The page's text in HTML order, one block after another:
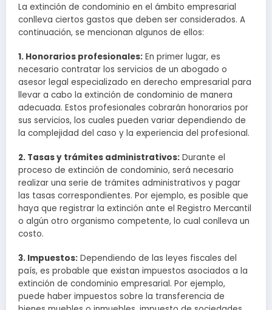
La extinción de condominio en el ámbito empresarial
conlleva ciertos gastos que deben ser considerados. A
continuación, se mencionan algunos de ellos:
1. Honorarios profesionales: En primer lugar, es
necesario contratar los servicios de un abogado o
asesor legal especializado en derecho empresarial para
llevar a cabo la extinción de condominio de manera
adecuada. Estos profesionales cobrarán honorarios por
sus servicios, los cuales pueden variar dependiendo de
la complejidad del caso y la experiencia del profesional.
2. Tasas y trámites administrativos: Durante el
proceso de extinción de condominio, será necesario
realizar una serie de trámites administrativos y pagar
las tasas correspondientes. Por ejemplo, es posible que
haya que registrar la extinción ante el Registro Mercantil
o algún otro organismo competente, lo cual conlleva un
costo.
3. Impuestos: Dependiendo de las leyes fiscales del
país, es probable que existan impuestos asociados a la
extinción de condominio empresarial. Por ejemplo,
puede haber impuestos sobre la transferencia de